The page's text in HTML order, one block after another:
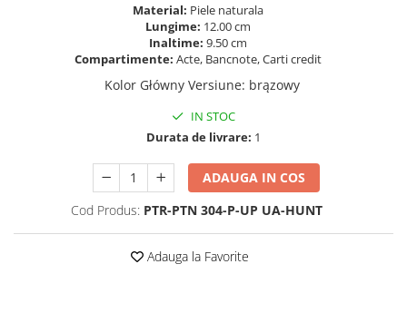
Material: Piele naturala
Lungime: 12.00 cm
Inaltime: 9.50 cm
Compartimente: Acte, Bancnote, Carti credit
Kolor Główny Versiune: brązowy
IN STOC
Durata de livrare: 1
ADAUGA IN COS
Cod Produs: PTR-PTN 304-P-UP UA-HUNT
Adauga la Favorite